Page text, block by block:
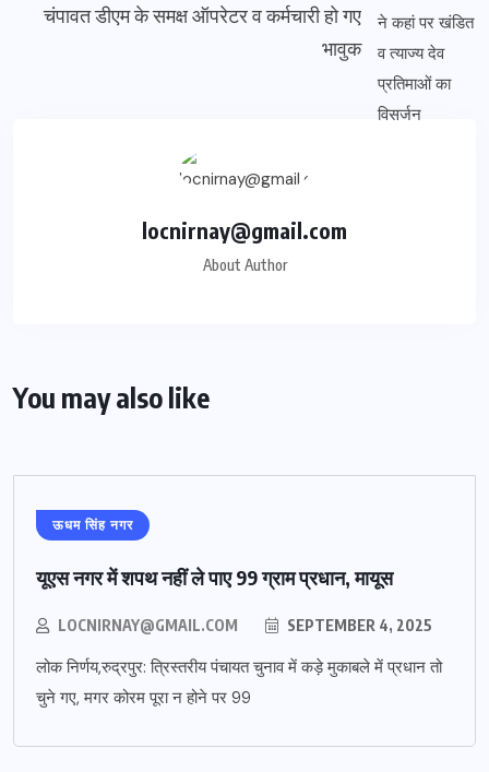
चंपावत डीएम के समक्ष ऑपरेटर व कर्मचारी हो गए
भावुक
locnirnay@gmail.com
About Author
You may also like
ऊधम सिंह नगर
यूएस नगर में शपथ नहीं ले पाए 99 ग्राम प्रधान, मायूस
LOCNIRNAY@GMAIL.COM SEPTEMBER 4, 2025
लोक निर्णय,रुद्रपुर: त्रिस्तरीय पंचायत चुनाव में कड़े मुकाबले में प्रधान तो
चुने गए, मगर कोरम पूरा न होने पर 99